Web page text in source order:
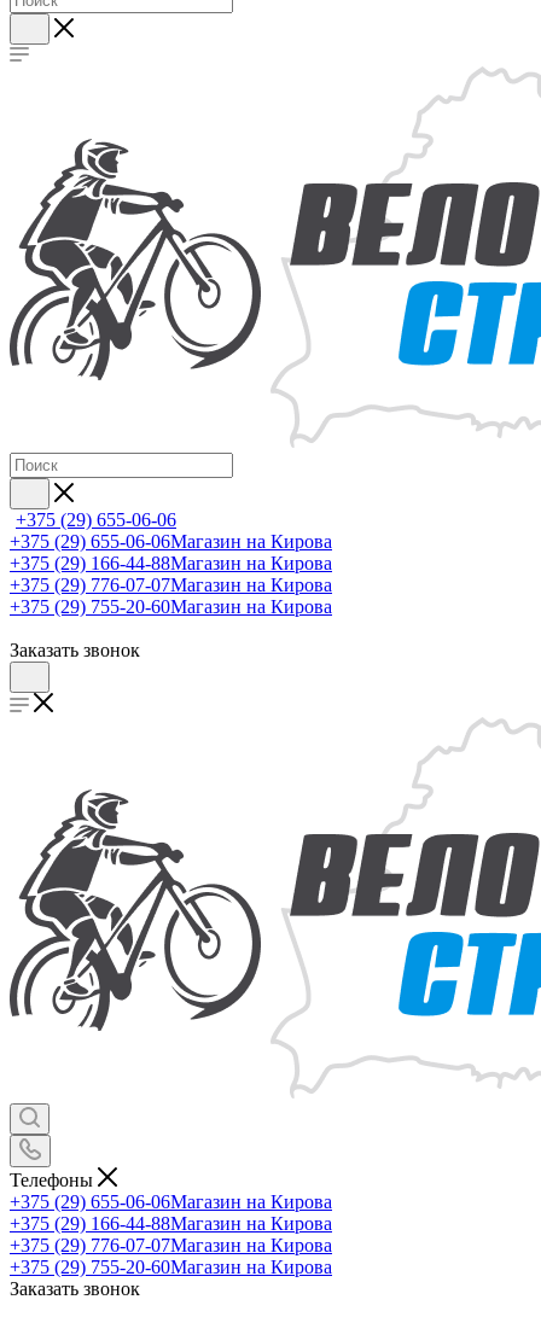
+375 (29) 655-06-06
+375 (29) 655-06-06Магазин на Кирова
+375 (29) 166-44-88Магазин на Кирова
+375 (29) 776-07-07Магазин на Кирова
+375 (29) 755-20-60Магазин на Кирова
Заказать звонок
Телефоны
+375 (29) 655-06-06Магазин на Кирова
+375 (29) 166-44-88Магазин на Кирова
+375 (29) 776-07-07Магазин на Кирова
+375 (29) 755-20-60Магазин на Кирова
Заказать звонок